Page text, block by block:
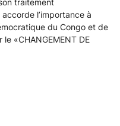
accorde l’importance à
du Congo et de
«CHANGEMENT DE